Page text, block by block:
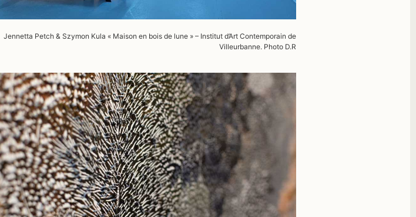
Jennetta Petch & Szymon Kula « Maison en bois de lune » – Institut d’Art Contemporain de
Villeurbanne. Photo D.R